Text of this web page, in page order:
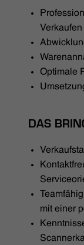
Verkaufen
Optimale
DAS
mit einer